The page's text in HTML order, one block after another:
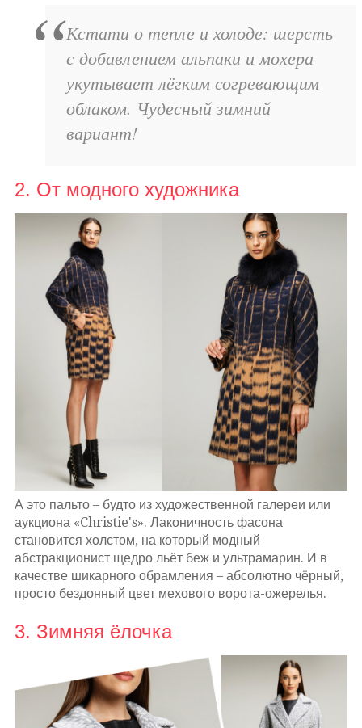
Кстати о тепле и холоде: шерсть
с добавлением альпаки и мохера
укутывает лёгким согревающим
облаком. Чудесный зимний
вариант!
2. От модного художника
А это пальто – будто из художественной галереи или
аукциона «Christie's». Лаконичность фасона
становится холстом, на который модный
абстракционист щедро льёт беж и ультрамарин. И в
качестве шикарного обрамления – абсолютно чёрный,
просто бездонный цвет мехового ворота-ожерелья.
3. Зимняя ёлочка